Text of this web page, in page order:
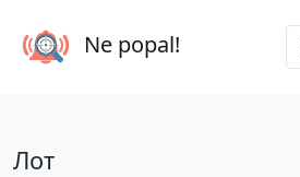
Ne popal!
Лот